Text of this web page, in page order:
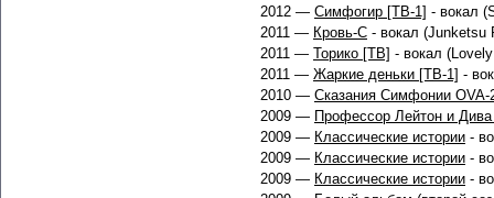
2012 — Симфогир [ТВ-1] - вокал
2011 — Кровь-С - вокал (Junketsu
2011 — Торико [ТВ] - вокал
2011 — Жаркие деньки [ТВ-1] -
2010 — Сказания Симфонии OVA-
2009 — Профессор Лейтон и Дива
2009 — Классические истории -
2009 — Классические истории -
2009 — Классические истории -